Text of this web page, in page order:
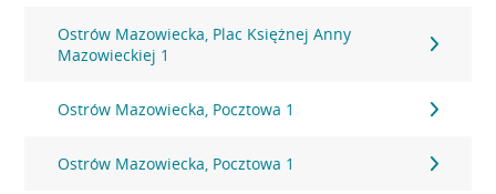
Ostrów Mazowiecka, Plac Księżnej Anny
Mazowieckiej 1
Ostrów Mazowiecka, Pocztowa 1
Ostrów Mazowiecka, Pocztowa 1